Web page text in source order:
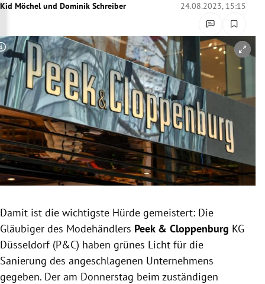
Untermenü
Untermenü
Untermenü
Untermenü
Untermenü
Untermenü
Untermenü
Untermenü
Kid Möchel und Dominik Schreiber 24.08.2023, 15:15
Copyright-Hinweis öffnen/schließen
Damit ist die wichtigste Hürde gemeistert: Die
Gläubiger des Modehändlers Peek & Cloppenburg KG
Düsseldorf (P&C) haben grünes Licht für die
Sanierung des angeschlagenen Unternehmens
gegeben. Der am Donnerstag beim zuständigen